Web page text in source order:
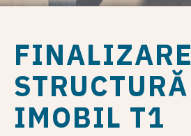
FINALIZARE
STRUCTURĂ
IMOBIL T1